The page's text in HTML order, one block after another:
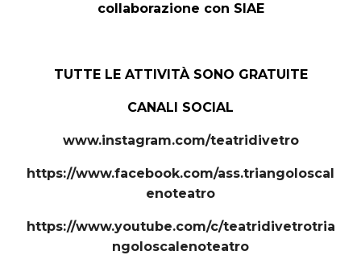
collaborazione con SIAE
TUTTE LE ATTIVITÀ SONO GRATUITE
CANALI SOCIAL
www.instagram.com/teatridivetro
https://www.facebook.com/ass.triangoloscal
enoteatro
https://www.youtube.com/c/teatridivetrotria
ngoloscalenoteatro